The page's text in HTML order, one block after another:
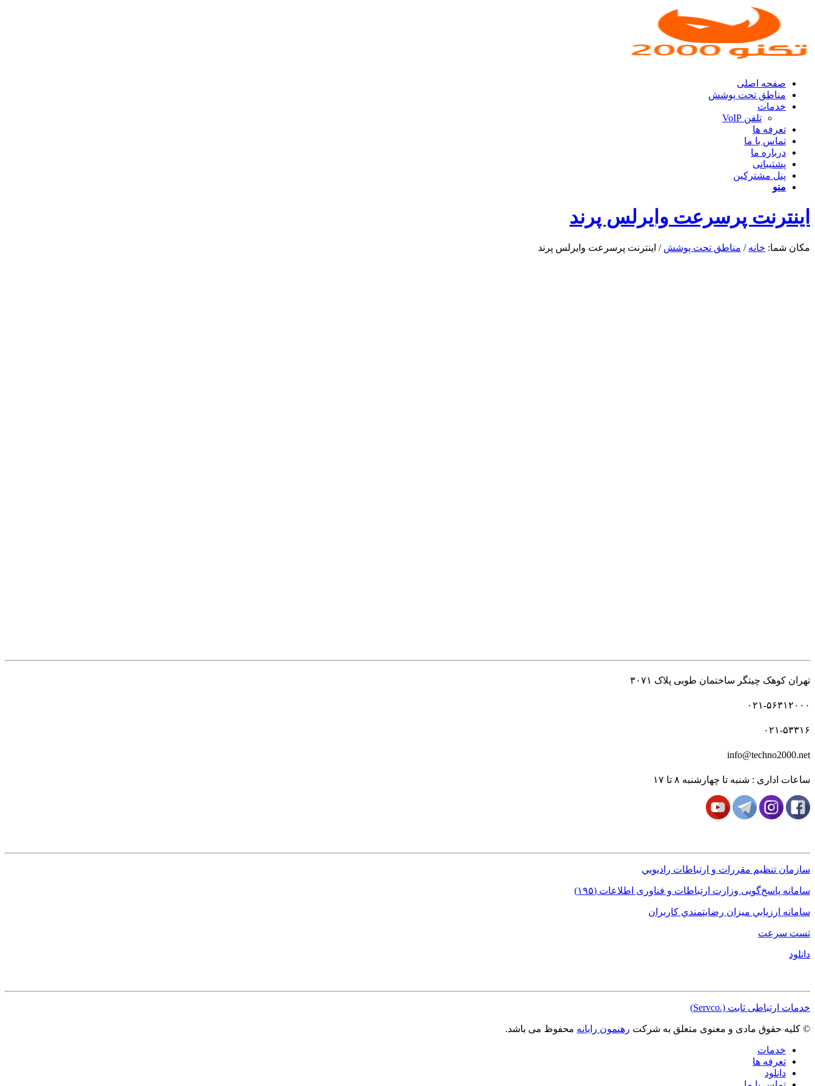
صفحه اصلی
مناطق تحت پوشش
خدمات
تلفن VoIP
تعرفه ها
تماس با ما
درباره ما
پشتیبانی
پنل مشترکین
منو
اینترنت پرسرعت وایرلس پرند
مکان شما: خانه / مناطق تحت پوشش / اینترنت پرسرعت وایرلس پرند
تهران کوهک چیتگر ساختمان طوبی پلاک ۳۰۷۱
۰۲۱-۵۶۳۱۲۰۰۰
۰۲۱-۵۳۳۱۶
info@techno2000.net
ساعات اداری : شنبه تا چهارشنبه ۸ تا ۱۷
سازمان تنظيم مقررات و ارتباطات راديويي
سامانه پاسخ‌گویی وزارت ارتباطات و فناوری اطلاعات (١٩۵)
سامانه ارزيابي ميزان رضايتمندي کاربران
تست سرعت
دانلود
خدمات ارتباطی ثابت (.Servco)
© کلیه حقوق مادی و معنوی متعلق به شرکت رهنمون رایانه محفوظ می باشد.
خدمات
تعرفه ها
دانلود